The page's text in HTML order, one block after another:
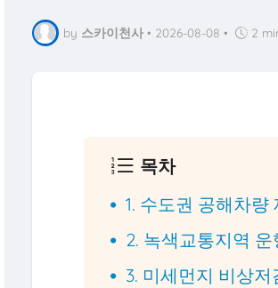
by 스카이천사 • 2026-08-08 • 2
목차
1. 수도권 공해차
2. 녹색교통지역
3. 미세먼지 비상